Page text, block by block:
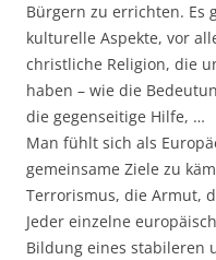
Bürgern zu errichten. Es
kulturelle Aspekte, vor
christliche Religion, die
haben – wie die
die gegenseitige Hilfe, …
Man fühlt sich als
gemeinsame Ziele zu
Terrorismus, die Armut,
Jeder einzelne
Bildung eines stabileren